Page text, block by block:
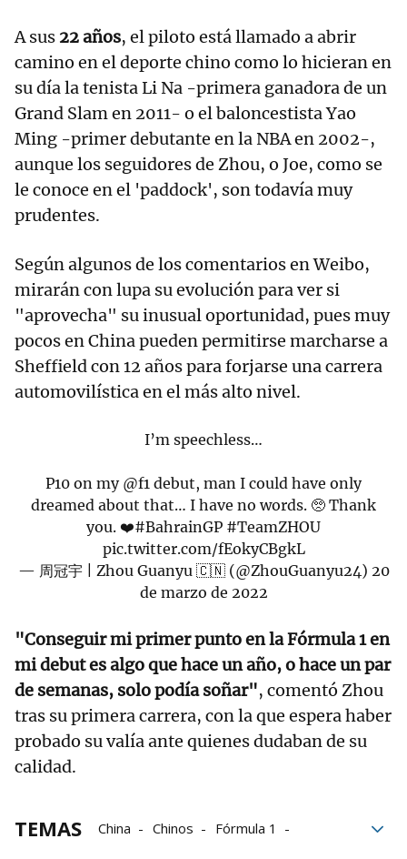
A sus 22 años, el piloto está llamado a abrir
camino en el deporte chino como lo hicieran en
su día la tenista Li Na -primera ganadora de un
Grand Slam en 2011- o el baloncestista Yao
Ming -primer debutante en la NBA en 2002-,
aunque los seguidores de Zhou, o Joe, como se
le conoce en el 'paddock', son todavía muy
prudentes.
Según algunos de los comentarios en Weibo,
mirarán con lupa su evolución para ver si
"aprovecha" su inusual oportunidad, pues muy
pocos en China pueden permitirse marcharse a
Sheffield con 12 años para forjarse una carrera
automovilística en el más alto nivel.
I’m speechless…
P10 on my @f1 debut, man I could have only
dreamed about that… I have no words. 🥺 Thank
you. ❤️#BahrainGP #TeamZHOU
pic.twitter.com/fEokyCBgkL
— 周冠宇 | Zhou Guanyu 🇨🇳 (@ZhouGuanyu24) 20
de marzo de 2022
"Conseguir mi primer punto en la Fórmula 1 en
mi debut es algo que hace un año, o hace un par
de semanas, solo podía soñar", comentó Zhou
tras su primera carrera, con la que espera haber
probado su valía ante quienes dudaban de su
calidad.
TEMAS China Chinos
Fórmula 1